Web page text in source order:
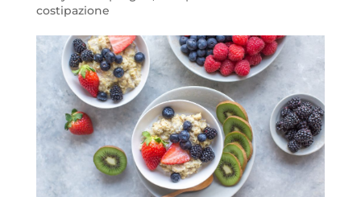
costipazione